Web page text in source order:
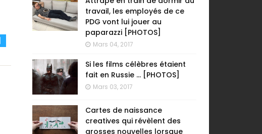
travail, les employés de ce
PDG vont lui jouer au
paparazzi [PHOTOS]
Mars 04, 2017
Si les films célèbres étaient
fait en Russie ... [PHOTOS]
Mars 03, 2017
Cartes de naissance
creatives qui révèlent des
grosses nouvelles lorsque